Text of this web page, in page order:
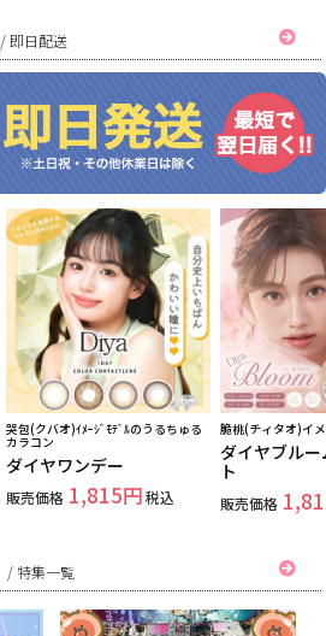
/ 即日配送
哭包(クバオ)ｲﾒｰｼﾞﾓﾃﾞﾙのうるちゅる
カラコン
ダイヤワンデー
販売価格 1,815 税込
脆桃(チィタオ)イ
ダイヤブル
ト
販売価格
/特集一覧